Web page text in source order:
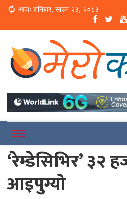
Loading...
आजः शनिबार, साउन २३, २०८३
‘रेम्डेसिभिर’ ३२
आइपुग्यो